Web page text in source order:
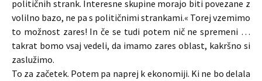
političnih strank. Interesne skupine morajo biti povezane z
volilno bazo, ne pa s političnimi strankami.« Torej vzemimo
to možnost zares! In če se tudi potem nič ne spremeni …
takrat bomo vsaj vedeli, da imamo zares oblast, kakršno si
zaslužimo.
To za začetek. Potem pa naprej k ekonomiji. Ki ne bo delala